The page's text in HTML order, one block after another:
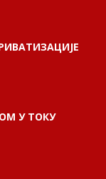
У ТОКУ